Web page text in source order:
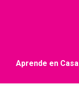
Aprende en Casa